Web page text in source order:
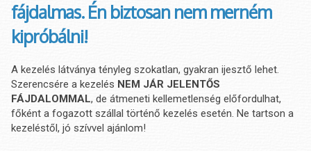
fájdalmas. Én biztosan nem merném
kipróbálni!
A kezelés látványa tényleg szokatlan, gyakran ijesztő lehet.
Szerencsére a kezelés NEM JÁR JELENTŐS
FÁJDALOMMAL, de átmeneti kellemetlenség előfordulhat,
főként a fogazott szállal történő kezelés esetén. Ne tartson a
kezeléstől, jó szívvel ajánlom!